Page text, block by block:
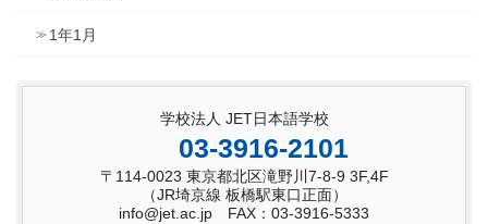
1年1月
学校法人 JET日本語学校
03-3916-2101
〒114-0023 東京都北区滝野川7-8-9 3F,4F
（JR埼京線 板橋駅東口正面）
info@jet.ac.jp FAX：03-3916-5333